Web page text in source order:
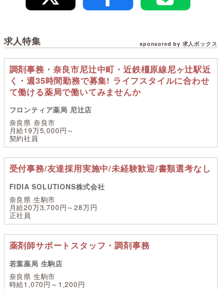
求人特集 sponsored by 求人ボックス
調剤事務・奈良市尼辻中町・近鉄橿原線尼ヶ辻駅近
く・週35時間勤務で募集! ライフスタイルに合わせ
て働ける薬局で働いてみませんか
フロンティア薬局 尼辻店
奈良県 奈良市
月給19万5,000円～
契約社員
受付事務/友達採用実施中/未経験歓迎/書類選考なし
FIDIA SOLUTIONS株式会社
奈良県 生駒市
月給20万3,700円～28万円
正社員
薬剤師サポートスタッフ・調剤事務
若葉薬局 生駒店
奈良県 生駒市
時給1,070円～1,200円